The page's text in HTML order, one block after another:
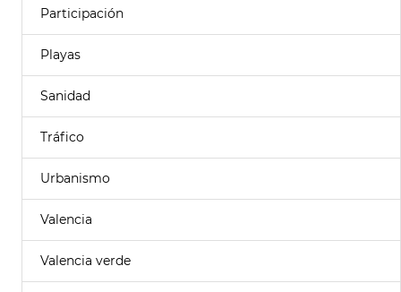
Participación
Playas
Sanidad
Tráfico
Urbanismo
Valencia
Valencia verde